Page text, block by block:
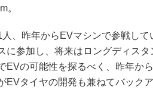
。
、昨年からEVマシンで参戦して
に参加し、将来はロングディス
EVの可能性を探るべく、昨年か
EVタイヤの開発も兼ねてバック